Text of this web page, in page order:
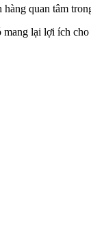
quan tâm
mang lại lợi ích